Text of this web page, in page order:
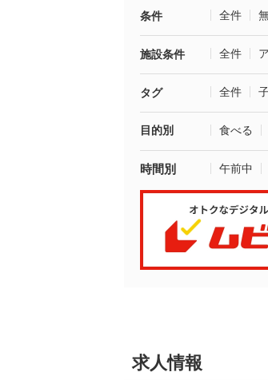
条件 全件
施設条件 全件
タグ 全件
目的別 食べる
時間別 午前中
求人情報